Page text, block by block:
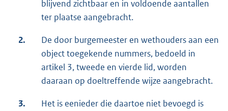
blijvend zichtbaar en in voldoende aantallen
ter plaatse aangebracht.
2.
De door burgemeester en wethouders aan een
object toegekende nummers, bedoeld in
artikel 3, tweede en vierde lid, worden
daaraan op doeltreffende wijze aangebracht.
3.
Het is eenieder die daartoe niet bevoegd is